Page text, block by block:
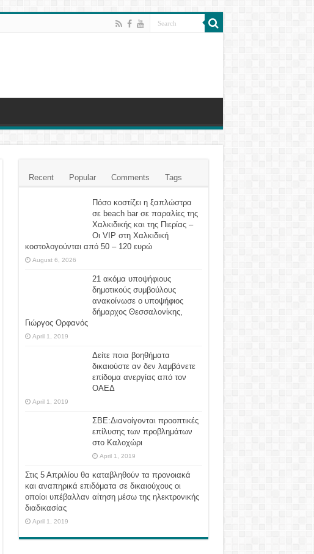
Recent Popular Comments Tags
Πόσο κοστίζει η ξαπλώστρα
σε beach bar σε παραλίες της
Χαλκιδικής και της Πιερίας –
Οι VIP στη Χαλκιδική
κοστολογούνται από 50 – 120 ευρώ
August 6, 2026
21 ακόμα υποψήφιους
δημοτικούς συμβούλους
ανακοίνωσε ο υποψήφιος
δήμαρχος Θεσσαλονίκης,
Γιώργος Ορφανός
April 1, 2019
Δείτε ποια βοηθήματα
δικαιούστε αν δεν λαμβάνετε
επίδομα ανεργίας από τον
ΟΑΕΔ
April 1, 2019
ΣΒΕ:Διανοίγονται προοπτικές
επίλυσης των προβλημάτων
στο Καλοχώρι
April 1, 2019
Στις 5 Απριλίου θα καταβληθούν τα προνοιακά
και αναπηρικά επιδόματα σε δικαιούχους οι
οποίοι υπέβαλλαν αίτηση μέσω της ηλεκτρονικής
διαδικασίας
April 1, 2019